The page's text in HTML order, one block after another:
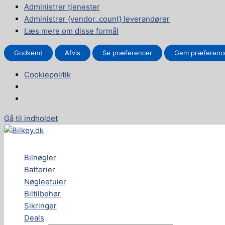
Administrer tjenester
Administrer {vendor_count} leverandører
Læs mere om disse formål
Godkend Afvis Se præferencer Gem
Cookiepolitik
Gå til indholdet
Bilnøgler
Batterier
Nøgleetuier
Biltilbehør
Sikringer
Deals